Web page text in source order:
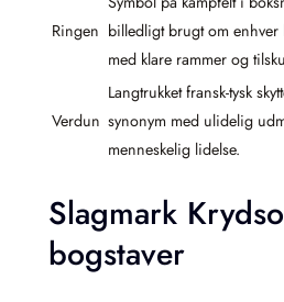
Ringen billedligt brugt om
med klare rammer og
Verdun
Langtrukket fransk-tysk
synonym med ulidelig
menneskelig lidelse.
Slagmark
bogstaver